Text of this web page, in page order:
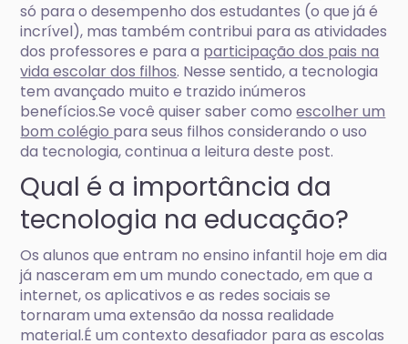
só para o desempenho dos estudantes (o que já é
incrível), mas também contribui para as atividades
dos professores e para a participação dos pais na
vida escolar dos filhos. Nesse sentido, a tecnologia
tem avançado muito e trazido inúmeros
benefícios.Se você quiser saber comoescolher um
bom colégio para seus filhos considerando o uso
da tecnologia, continua a leitura deste post.
Qual é a importância da
tecnologia na educação?
Os alunos que entram no ensino infantil hoje em dia
já nasceram em um mundo conectado, em que a
internet, os aplicativos e as redes sociais se
tornaram uma extensão da nossa realidade
material.É um contexto desafiador para as escolas